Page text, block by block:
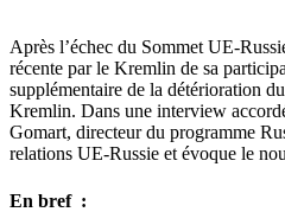
Après l’échec du Sommet UE-
récente par le Kremlin de sa
supplémentaire de la détérioration
Kremlin. Dans une interview
Gomart, directeur du programme
relations UE-Russie et évoque le
En bref :